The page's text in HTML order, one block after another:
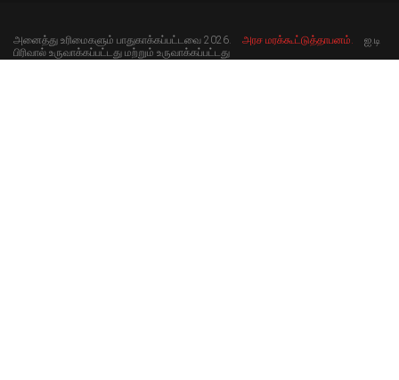
அனைத்து உரிமைகளும் பாதுகாக்கப்பட்டவை 2026. அரச மரக்கூட்டுத்தாபனம். ஐ.டி
பிரிவால் உருவாக்கப்பட்டது மற்றும் உருவாக்கப்பட்டது